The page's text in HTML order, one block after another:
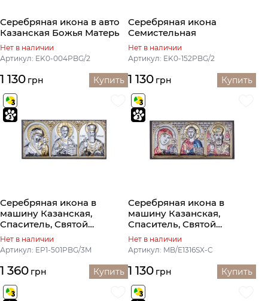
Серебряная икона в авто
Казанская Божья Матерь
Нет в наличии
Артикул: EK0-004PBG/2
1 130 грн Купить
Серебряная икона
Семистельная
Нет в наличии
Артикул: EK0-152PBG/2
1 130 грн Купить
Серебряная икона в
машину Казанская,
Спаситель, Святой
Николай
Нет в наличии
Артикул: EP1-501PBG/3M
1 360 грн Купить
Серебряная икона в
машину Казанская,
Спаситель, Святой
Николай
Нет в наличии
Артикул: MB/E1316SX-C
1 130 грн Купить